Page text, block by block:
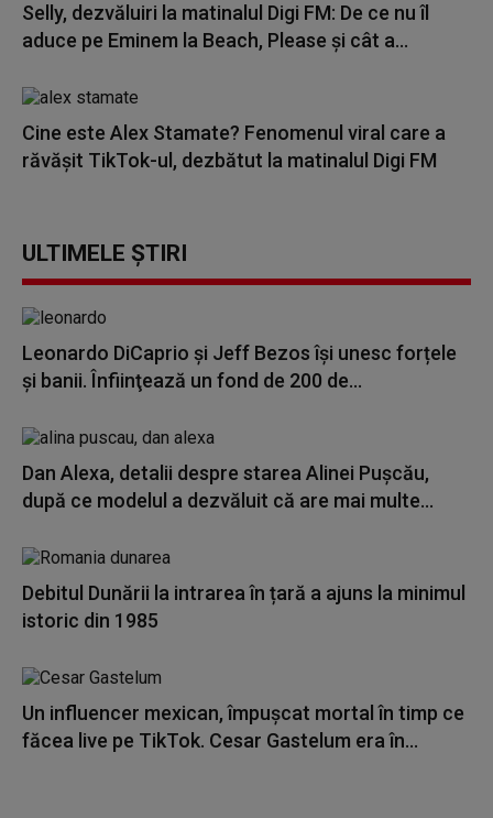
Selly, dezvăluiri la matinalul Digi FM: De ce nu îl
aduce pe Eminem la Beach, Please și cât a...
Cine este Alex Stamate? Fenomenul viral care a
răvășit TikTok-ul, dezbătut la matinalul Digi FM
ULTIMELE ȘTIRI
Leonardo DiCaprio şi Jeff Bezos își unesc forțele
și banii. Înfiinţează un fond de 200 de...
Dan Alexa, detalii despre starea Alinei Pușcău,
după ce modelul a dezvăluit că are mai multe...
Debitul Dunării la intrarea în țară a ajuns la minimul
istoric din 1985
Un influencer mexican, împușcat mortal în timp ce
făcea live pe TikTok. Cesar Gastelum era în...